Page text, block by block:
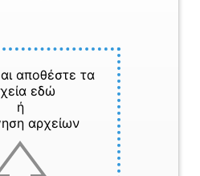
αποθέστε τα
εδώ
ή
αρχείων